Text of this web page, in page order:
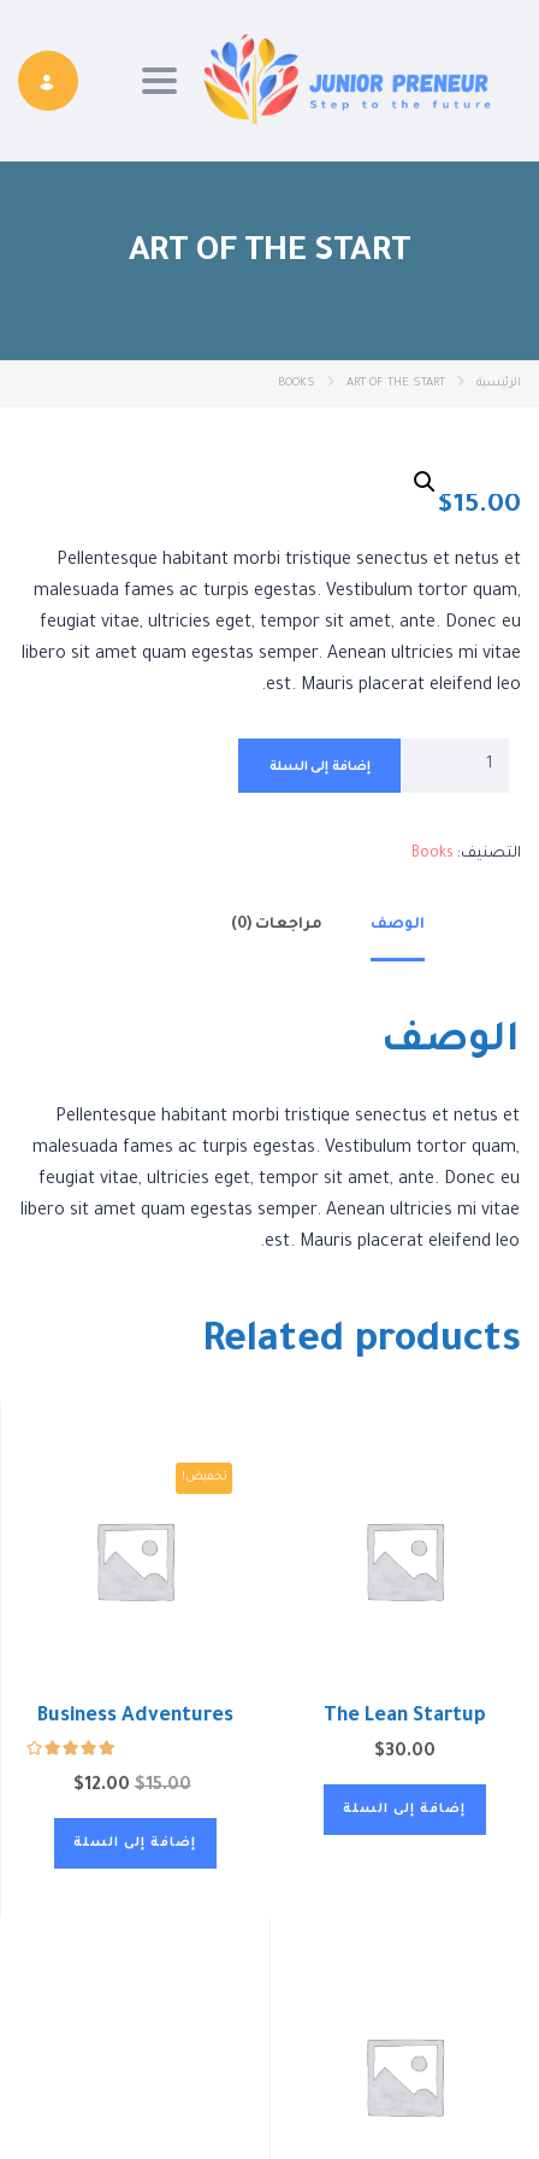
navigation
ART OF THE START
الرئيسية BOOKS ART OF THE START
$15.00
Pellentesque habitant morbi tristique senectus et netus et
malesuada fames ac turpis egestas. Vestibulum tortor quam,
feugiat vitae, ultricies eget, tempor sit amet, ante. Donec eu
libero sit amet quam egestas semper. Aenean ultricies mi vitae
est. Mauris placerat eleifend leo.
إضافة إلى السلة
التصنيف: Books
الوصف مراجعات (0)
الوصف
Pellentesque habitant morbi tristique senectus et netus et
malesuada fames ac turpis egestas. Vestibulum tortor quam,
feugiat vitae, ultricies eget, tempor sit amet, ante. Donec eu
libero sit amet quam egestas semper. Aenean ultricies mi vitae
est. Mauris placerat eleifend leo.
Related products
The Lean Startup
$30.00
إضافة إلى السلة
تخفيض!
Business Adventures
$15.00
$12.00
إضافة إلى السلة